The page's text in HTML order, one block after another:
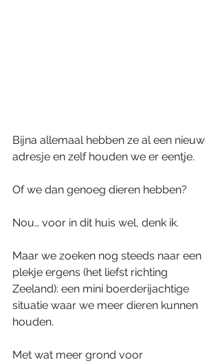
Bijna allemaal hebben ze al een nieuw
adresje en zelf houden we er eentje.
Of we dan genoeg dieren hebben?
Nou… voor in dit huis wel, denk ik.
Maar we zoeken nog steeds naar een
plekje ergens (het liefst richting
Zeeland): een mini boerderijachtige
situatie waar we meer dieren kunnen
houden.
Met wat meer grond voor